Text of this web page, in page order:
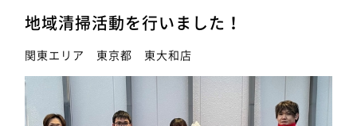
地域清掃活動を行いました！
関東エリア 東京都 東大和店